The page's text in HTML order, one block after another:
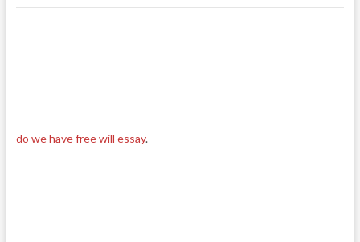
do we have free will essay.